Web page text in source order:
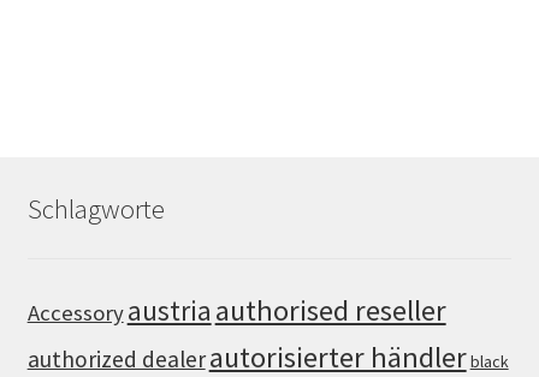
Schlagworte
Accessoryaustria authorised reseller
authorized dealerautorisierter händlerblack